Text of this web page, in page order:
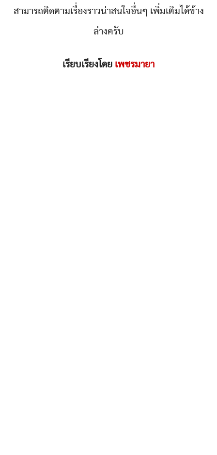
สามารถติดตามเรื่องราวน่าสนใจอื่นๆ เพิ่มเติมได้ข้าง
ล่างครับ
เรียบเรียงโดย เพชรมายา